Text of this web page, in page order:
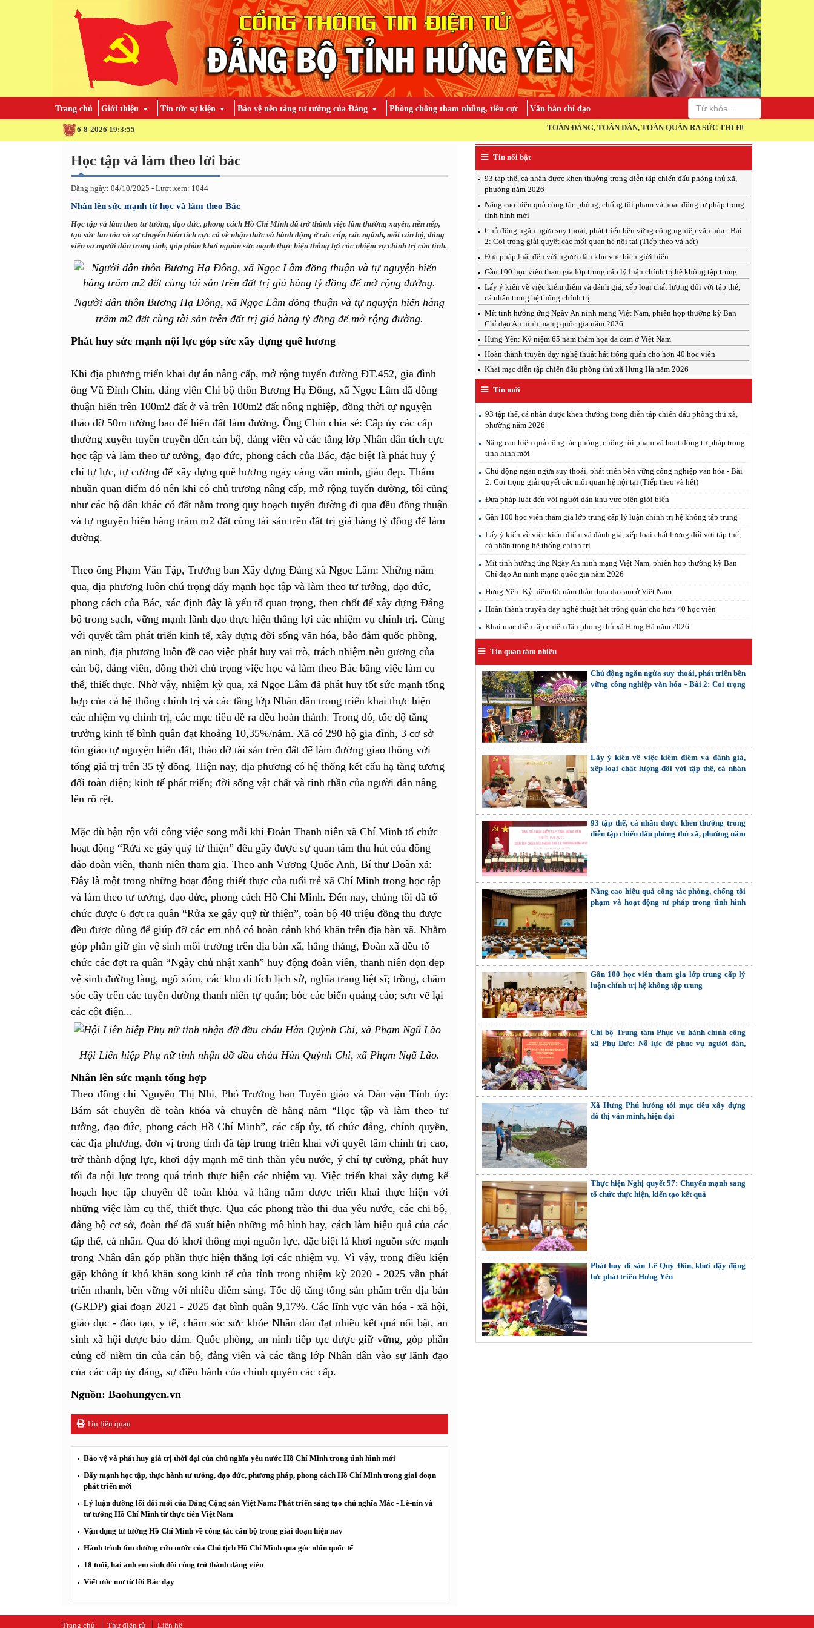
Trang chủ Giới thiệu Tin tức sự kiện Bảo vệ nền tảng tư tưởng của Đảng Phòng chống tham nhũng, tiêu cực Văn bản chỉ đạo
6-8-2026 19:3:56 TOÀN ĐẢNG, TOÀN DÂN, TOÀN QUÂN RA SỨC THI ĐUA THỰC HIỆN THẮNG
Học tập và làm theo lời bác
Đăng ngày: 04/10/2025 - Lượt xem: 1044
Nhân lên sức mạnh từ học và làm theo Bác
Học tập và làm theo tư tưởng, đạo đức, phong cách Hồ Chí Minh đã trở thành việc làm thường xuyên, nền nếp,
tạo sức lan tỏa và sự chuyển biến tích cực cả về nhận thức và hành động ở các cấp, các ngành, mỗi cán bộ, đảng
viên và người dân trong tỉnh, góp phần khơi nguồn sức mạnh thực hiện thắng lợi các nhiệm vụ chính trị của tỉnh.
Người dân thôn Bương Hạ Đông, xã Ngọc Lâm đồng thuận và tự nguyện hiến hàng
trăm m2 đất cùng tài sản trên đất trị giá hàng tỷ đồng để mở rộng đường.
Phát huy sức mạnh nội lực góp sức xây dựng quê hương
Khi địa phương triển khai dự án nâng cấp, mở rộng tuyến đường ĐT.452, gia đình
ông Vũ Đình Chín, đảng viên Chi bộ thôn Bương Hạ Đông, xã Ngọc Lâm đã đồng
thuận hiến trên 100m2 đất ở và trên 100m2 đất nông nghiệp, đồng thời tự nguyện
tháo dỡ 50m tường bao để hiến đất làm đường. Ông Chín chia sẻ: Cấp ủy các cấp
thường xuyên tuyên truyền đến cán bộ, đảng viên và các tầng lớp Nhân dân tích cực
học tập và làm theo tư tưởng, đạo đức, phong cách của Bác, đặc biệt là phát huy ý
chí tự lực, tự cường để xây dựng quê hương ngày càng văn minh, giàu đẹp. Thấm
nhuần quan điểm đó nên khi có chủ trương nâng cấp, mở rộng tuyến đường, tôi cũng
như các hộ dân khác có đất nằm trong quy hoạch tuyến đường đi qua đều đồng thuận
và tự nguyện hiến hàng trăm m2 đất cùng tài sản trên đất trị giá hàng tỷ đồng để làm
đường.
Theo ông Phạm Văn Tập, Trưởng ban Xây dựng Đảng xã Ngọc Lâm: Những năm
qua, địa phương luôn chú trọng đẩy mạnh học tập và làm theo tư tưởng, đạo đức,
phong cách của Bác, xác định đây là yếu tố quan trọng, then chốt để xây dựng Đảng
bộ trong sạch, vững mạnh lãnh đạo thực hiện thắng lợi các nhiệm vụ chính trị. Cùng
với quyết tâm phát triển kinh tế, xây dựng đời sống văn hóa, bảo đảm quốc phòng,
an ninh, địa phương luôn đề cao việc phát huy vai trò, trách nhiệm nêu gương của
cán bộ, đảng viên, đồng thời chú trọng việc học và làm theo Bác bằng việc làm cụ
thể, thiết thực. Nhờ vậy, nhiệm kỳ qua, xã Ngọc Lâm đã phát huy tốt sức mạnh tổng
hợp của cả hệ thống chính trị và các tầng lớp Nhân dân trong triển khai thực hiện
các nhiệm vụ chính trị, các mục tiêu đề ra đều hoàn thành. Trong đó, tốc độ tăng
trưởng kinh tế bình quân đạt khoảng 10,35%/năm. Xã có 290 hộ gia đình, 3 cơ sở
tôn giáo tự nguyện hiến đất, tháo dỡ tài sản trên đất để làm đường giao thông với
tổng giá trị trên 35 tỷ đồng. Hiện nay, địa phương có hệ thống kết cấu hạ tầng tương
đối toàn diện; kinh tế phát triển; đời sống vật chất và tinh thần của người dân nâng
lên rõ rệt.
Mặc dù bận rộn với công việc song mỗi khi Đoàn Thanh niên xã Chí Minh tổ chức
hoạt động “Rửa xe gây quỹ từ thiện” đều gây được sự quan tâm thu hút của đông
đảo đoàn viên, thanh niên tham gia. Theo anh Vương Quốc Anh, Bí thư Đoàn xã:
Đây là một trong những hoạt động thiết thực của tuổi trẻ xã Chí Minh trong học tập
và làm theo tư tưởng, đạo đức, phong cách Hồ Chí Minh. Đến nay, chúng tôi đã tổ
chức được 6 đợt ra quân “Rửa xe gây quỹ từ thiện”, toàn bộ 40 triệu đồng thu được
đều được dùng để giúp đỡ các em nhỏ có hoàn cảnh khó khăn trên địa bàn xã. Nhằm
góp phần giữ gìn vệ sinh môi trường trên địa bàn xã, hằng tháng, Đoàn xã đều tổ
chức các đợt ra quân “Ngày chủ nhật xanh” huy động đoàn viên, thanh niên dọn dẹp
vệ sinh đường làng, ngõ xóm, các khu di tích lịch sử, nghĩa trang liệt sĩ; trồng, chăm
sóc cây trên các tuyến đường thanh niên tự quản; bóc các biển quảng cáo; sơn vẽ lại
các cột điện...
Hội Liên hiệp Phụ nữ tỉnh nhận đỡ đầu cháu Hàn Quỳnh Chi, xã Phạm Ngũ Lão.
Nhân lên sức mạnh tổng hợp
Theo đồng chí Nguyễn Thị Nhi, Phó Trưởng ban Tuyên giáo và Dân vận Tỉnh ủy:
Bám sát chuyên đề toàn khóa và chuyên đề hằng năm “Học tập và làm theo tư
tưởng, đạo đức, phong cách Hồ Chí Minh”, các cấp ủy, tổ chức đảng, chính quyền,
các địa phương, đơn vị trong tỉnh đã tập trung triển khai với quyết tâm chính trị cao,
trở thành động lực, khơi dậy mạnh mẽ tinh thần yêu nước, ý chí tự cường, phát huy
tối đa nội lực trong quá trình thực hiện các nhiệm vụ. Việc triển khai xây dựng kế
hoạch học tập chuyên đề toàn khóa và hằng năm được triển khai thực hiện với
những việc làm cụ thể, thiết thực. Qua các phong trào thi đua yêu nước, các chi bộ,
đảng bộ cơ sở, đoàn thể đã xuất hiện những mô hình hay, cách làm hiệu quả của các
tập thể, cá nhân. Qua đó khơi thông mọi nguồn lực, đặc biệt là khơi nguồn sức mạnh
trong Nhân dân góp phần thực hiện thắng lợi các nhiệm vụ. Vì vậy, trong điều kiện
gặp không ít khó khăn song kinh tế của tỉnh trong nhiệm kỳ 2020 - 2025 vẫn phát
triển nhanh, bền vững với nhiều điểm sáng. Tốc độ tăng tổng sản phẩm trên địa bàn
(GRDP) giai đoạn 2021 - 2025 đạt bình quân 9,17%. Các lĩnh vực văn hóa - xã hội,
giáo dục - đào tạo, y tế, chăm sóc sức khỏe Nhân dân đạt nhiều kết quả nổi bật, an
sinh xã hội được bảo đảm. Quốc phòng, an ninh tiếp tục được giữ vững, góp phần
củng cố niềm tin của cán bộ, đảng viên và các tầng lớp Nhân dân vào sự lãnh đạo
của các cấp ủy đảng, sự điều hành của chính quyền các cấp.
Nguồn: Baohungyen.vn
Tin liên quan
Bảo vệ và phát huy giá trị thời đại của chủ nghĩa yêu nước Hồ Chí Minh trong tình hình mới
Đẩy mạnh học tập, thực hành tư tưởng, đạo đức, phương pháp, phong cách Hồ Chí Minh trong giai đoạn
phát triển mới
Lý luận đường lối đổi mới của Đảng Cộng sản Việt Nam: Phát triển sáng tạo chủ nghĩa Mác - Lê-nin và
tư tưởng Hồ Chí Minh từ thực tiễn Việt Nam
Vận dụng tư tưởng Hồ Chí Minh về công tác cán bộ trong giai đoạn hiện nay
Hành trình tìm đường cứu nước của Chủ tịch Hồ Chí Minh qua góc nhìn quốc tế
18 tuổi, hai anh em sinh đôi cùng trở thành đảng viên
Viết ước mơ từ lời Bác dạy
Tin nổi bật
93 tập thể, cá nhân được khen thưởng trong diễn tập chiến đấu phòng thủ xã,
phường năm 2026
Nâng cao hiệu quả công tác phòng, chống tội phạm và hoạt động tư pháp trong
tình hình mới
Chủ động ngăn ngừa suy thoái, phát triển bền vững công nghiệp văn hóa - Bài
2: Coi trọng giải quyết các mối quan hệ nội tại (Tiếp theo và hết)
Đưa pháp luật đến với người dân khu vực biên giới biển
Gần 100 học viên tham gia lớp trung cấp lý luận chính trị hệ không tập trung
Lấy ý kiến về việc kiểm điểm và đánh giá, xếp loại chất lượng đối với tập thể,
cá nhân trong hệ thống chính trị
Mít tinh hưởng ứng Ngày An ninh mạng Việt Nam, phiên họp thường kỳ Ban
Chỉ đạo An ninh mạng quốc gia năm 2026
Hưng Yên: Kỷ niệm 65 năm thảm họa da cam ở Việt Nam
Hoàn thành truyền dạy nghệ thuật hát trống quân cho hơn 40 học viên
Khai mạc diễn tập chiến đấu phòng thủ xã Hưng Hà năm 2026
Tin mới
93 tập thể, cá nhân được khen thưởng trong diễn tập chiến đấu phòng thủ xã,
phường năm 2026
Nâng cao hiệu quả công tác phòng, chống tội phạm và hoạt động tư pháp trong
tình hình mới
Chủ động ngăn ngừa suy thoái, phát triển bền vững công nghiệp văn hóa - Bài
2: Coi trọng giải quyết các mối quan hệ nội tại (Tiếp theo và hết)
Đưa pháp luật đến với người dân khu vực biên giới biển
Gần 100 học viên tham gia lớp trung cấp lý luận chính trị hệ không tập trung
Lấy ý kiến về việc kiểm điểm và đánh giá, xếp loại chất lượng đối với tập thể,
cá nhân trong hệ thống chính trị
Mít tinh hưởng ứng Ngày An ninh mạng Việt Nam, phiên họp thường kỳ Ban
Chỉ đạo An ninh mạng quốc gia năm 2026
Hưng Yên: Kỷ niệm 65 năm thảm họa da cam ở Việt Nam
Hoàn thành truyền dạy nghệ thuật hát trống quân cho hơn 40 học viên
Khai mạc diễn tập chiến đấu phòng thủ xã Hưng Hà năm 2026
Tin quan tâm nhiều
Chủ động ngăn ngừa suy thoái, phát triển bền
vững công nghiệp văn hóa - Bài 2: Coi trọng
Lấy ý kiến về việc kiểm điểm và đánh giá,
xếp loại chất lượng đối với tập thể, cá nhân
93 tập thể, cá nhân được khen thưởng trong
diễn tập chiến đấu phòng thủ xã, phường năm
Nâng cao hiệu quả công tác phòng, chống tội
phạm và hoạt động tư pháp trong tình hình
Gần 100 học viên tham gia lớp trung cấp lý
luận chính trị hệ không tập trung
Chi bộ Trung tâm Phục vụ hành chính công
xã Phụ Dực: Nỗ lực để phục vụ người dân,
Xã Hưng Phú hướng tới mục tiêu xây dựng
đô thị văn minh, hiện đại
Thực hiện Nghị quyết 57: Chuyển mạnh sang
tổ chức thực hiện, kiến tạo kết quả
Phát huy di sản Lê Quý Đôn, khơi dậy động
lực phát triển Hưng Yên
Trang chủ Thư điện tử Liên hệ